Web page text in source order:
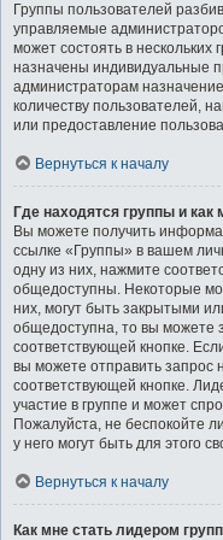
Группы пользователей
управляемые
может состоять в нескольких
назначены индивидуальные
администраторам
количеству пользователей,
или предоставление
Вернуться к началу
Где находятся группы и как
Вы можете получить
ссылке «Группы» в вашем
одну из них, нажмите
общедоступны. Некоторые
них, могут быть закрытыми
общедоступна, то вы можете
соответствующей кнопке.
вы можете отправить запрос
соответствующей кнопке.
участие в группе и может
Пожалуйста, не беспокойте
у него могут быть для этого
Вернуться к началу
Как мне стать лидером